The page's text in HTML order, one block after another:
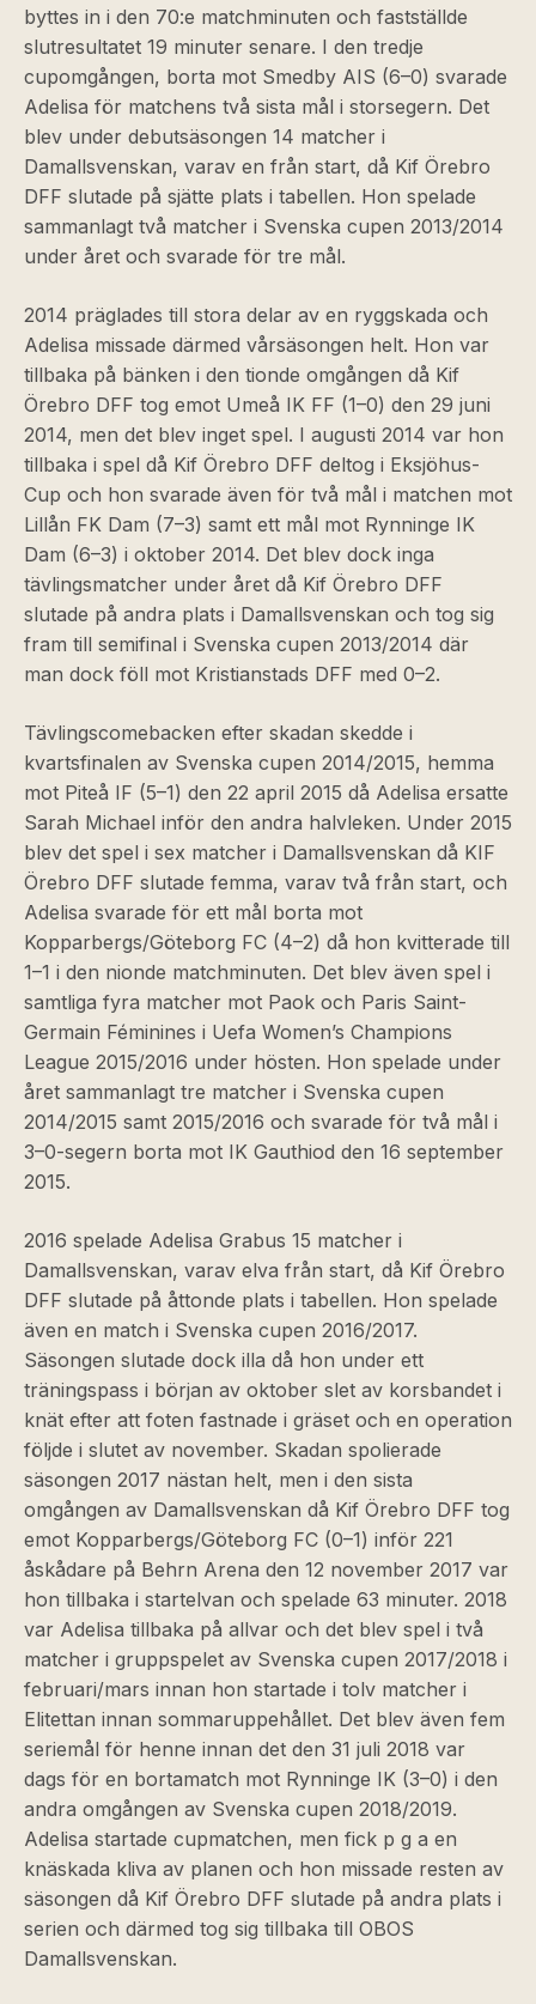
byttes in i den 70:e matchminuten och fastställde
slutresultatet 19 minuter senare. I den tredje
cupomgången, borta mot Smedby AIS (6–0) svarade
Adelisa för matchens två sista mål i storsegern. Det
blev under debutsäsongen 14 matcher i
Damallsvenskan, varav en från start, då Kif Örebro
DFF slutade på sjätte plats i tabellen. Hon spelade
sammanlagt två matcher i Svenska cupen 2013/2014
under året och svarade för tre mål.
2014 präglades till stora delar av en ryggskada och
Adelisa missade därmed vårsäsongen helt. Hon var
tillbaka på bänken i den tionde omgången då Kif
Örebro DFF tog emot Umeå IK FF (1–0) den 29 juni
2014, men det blev inget spel. I augusti 2014 var hon
tillbaka i spel då Kif Örebro DFF deltog i Eksjöhus-
Cup och hon svarade även för två mål i matchen mot
Lillån FK Dam (7–3) samt ett mål mot Rynninge IK
Dam (6–3) i oktober 2014. Det blev dock inga
tävlingsmatcher under året då Kif Örebro DFF
slutade på andra plats i Damallsvenskan och tog sig
fram till semifinal i Svenska cupen 2013/2014 där
man dock föll mot Kristianstads DFF med 0–2.
Tävlingscomebacken efter skadan skedde i
kvartsfinalen av Svenska cupen 2014/2015, hemma
mot Piteå IF (5–1) den 22 april 2015 då Adelisa ersatte
Sarah Michael inför den andra halvleken. Under 2015
blev det spel i sex matcher i Damallsvenskan då KIF
Örebro DFF slutade femma, varav två från start, och
Adelisa svarade för ett mål borta mot
Kopparbergs/Göteborg FC (4–2) då hon kvitterade till
1–1 i den nionde matchminuten. Det blev även spel i
samtliga fyra matcher mot Paok och Paris Saint-
Germain Féminines i Uefa Women’s Champions
League 2015/2016 under hösten. Hon spelade under
året sammanlagt tre matcher i Svenska cupen
2014/2015 samt 2015/2016 och svarade för två mål i
3–0-segern borta mot IK Gauthiod den 16 september
2015.
2016 spelade Adelisa Grabus 15 matcher i
Damallsvenskan, varav elva från start, då Kif Örebro
DFF slutade på åttonde plats i tabellen. Hon spelade
även en match i Svenska cupen 2016/2017.
Säsongen slutade dock illa då hon under ett
träningspass i början av oktober slet av korsbandet i
knät efter att foten fastnade i gräset och en operation
följde i slutet av november. Skadan spolierade
säsongen 2017 nästan helt, men i den sista
omgången av Damallsvenskan då Kif Örebro DFF tog
emot Kopparbergs/Göteborg FC (0–1) inför 221
åskådare på Behrn Arena den 12 november 2017 var
hon tillbaka i startelvan och spelade 63 minuter. 2018
var Adelisa tillbaka på allvar och det blev spel i två
matcher i gruppspelet av Svenska cupen 2017/2018 i
februari/mars innan hon startade i tolv matcher i
Elitettan innan sommaruppehållet. Det blev även fem
seriemål för henne innan det den 31 juli 2018 var
dags för en bortamatch mot Rynninge IK (3–0) i den
andra omgången av Svenska cupen 2018/2019.
Adelisa startade cupmatchen, men fick p g a en
knäskada kliva av planen och hon missade resten av
säsongen då Kif Örebro DFF slutade på andra plats i
serien och därmed tog sig tillbaka till OBOS
Damallsvenskan.